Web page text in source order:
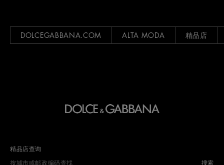
DOLCEGABBANA.COM ALTA MODA 精品店
精品店查询
搜索